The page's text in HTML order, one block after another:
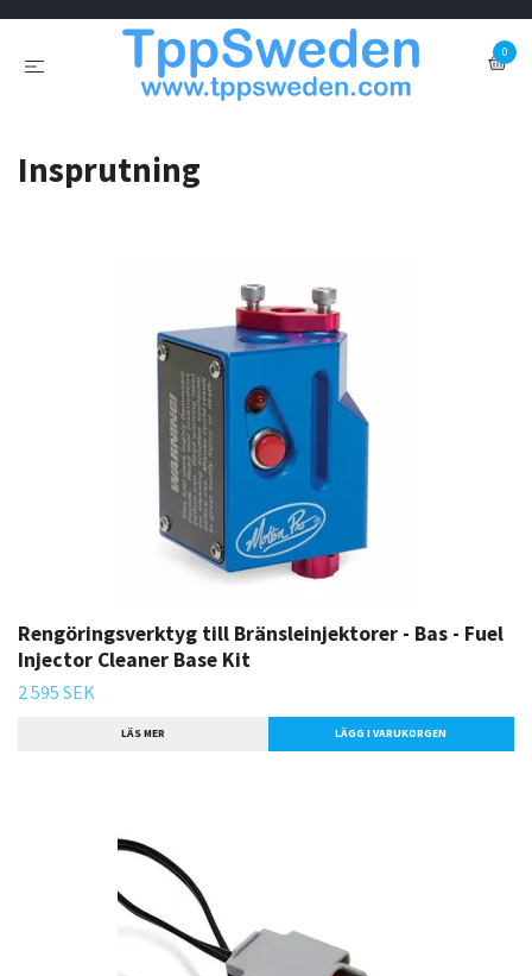
0
Insprutning
Rengöringsverktyg till Bränsleinjektorer - Bas - Fuel
Injector Cleaner Base Kit
2 595 SEK
LÄS MER